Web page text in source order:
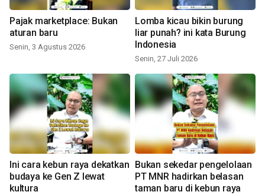
Pajak marketplace: Bukan
aturan baru
Senin, 3 Agustus 2026
Lomba kicau bikin burung
liar punah? ini kata Burung
Indonesia
Senin, 27 Juli 2026
Ini cara kebun raya dekatkan
budaya ke Gen Z lewat
kultura
Bukan sekedar pengelolaan
PT MNR hadirkan belasan
taman baru di kebun raya